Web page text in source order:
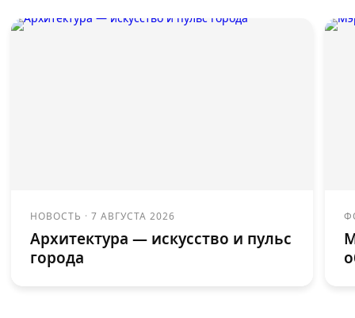
НОВОСТЬ ·7 АВГУСТА 2026
Архитектура — искусство и пульс
города